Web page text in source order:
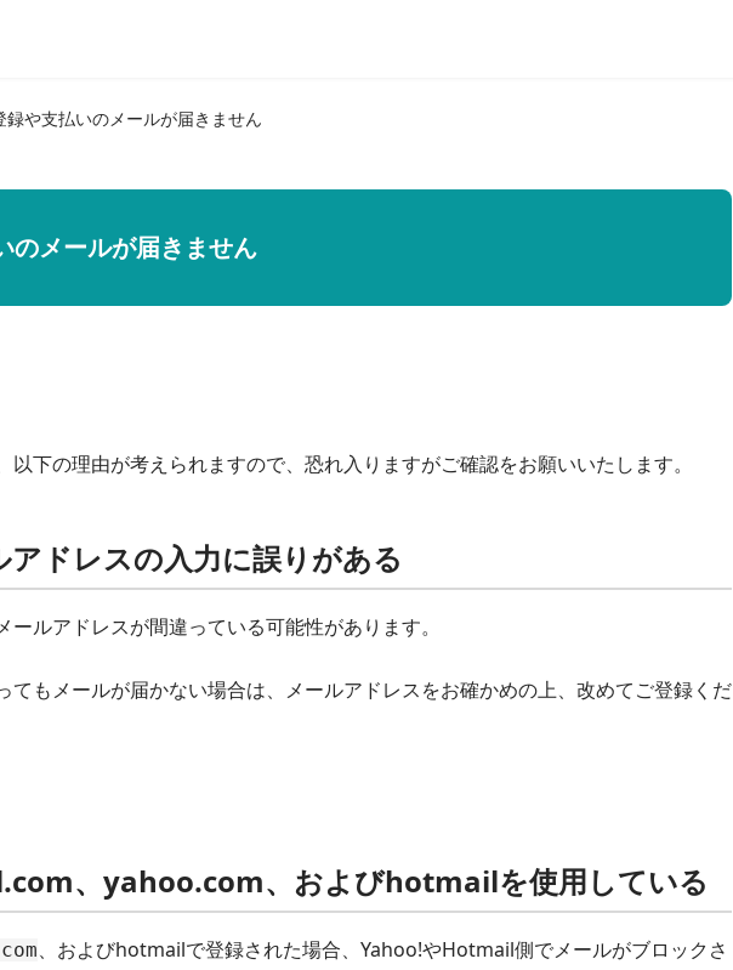
録や支払いのメールが届きません
のメールが届きません
以下の理由が考えられますので、恐れ入りますがご確認をお願いいたします。
ドレスの入力に誤りがある
ルアドレスが間違っている可能性があります。
てもメールが届かない場合は、メールアドレスをお確かめの上、改めてご登録くだ
、yahoo.com、およびhotmailを使用している
、およびhotmailで登録された場合、Yahoo!やHotmail側でメールがブロックさ